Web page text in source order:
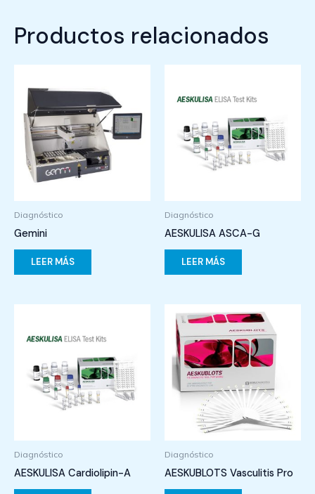
Productos relacionados
Diagnóstico
Gemini
LEER MÁS
Diagnóstico
AESKULISA ASCA-G
LEER MÁS
Diagnóstico
AESKULISA Cardiolipin-A
Diagnóstico
AESKUBLOTS Vasculitis Pro